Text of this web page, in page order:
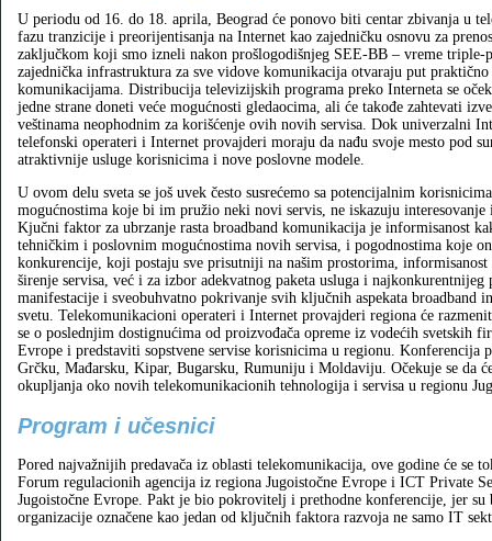
U periodu od 16. do 18. aprila, Beograd će ponovo biti centar zbivanja u
fazu tranzicije i preorijentisanja na Internet kao zajedničku osnovu za
zaključkom koji smo izneli nakon prošlogodišnjeg SEE-BB – vreme triple-
zajednička infrastruktura za sve vidove komunikacija otvaraju put
komunikacijama. Distribucija televizijskih programa preko Interneta se
jedne strane doneti veće mogućnosti gledaocima, ali će takođe zahtevati
veštinama neophodnim za korišćenje ovih novih servisa. Dok univerzalni
telefonski operateri i Internet provajderi moraju da nađu svoje mesto pod
atraktivnije usluge korisnicima i nove poslovne modele.
U ovom delu sveta se još uvek često susrećemo sa potencijalnim
mogućnostima koje bi im pružio neki novi servis, ne iskazuju
Kjučni faktor za ubrzanje rasta broadband komunikacija je informisanost
tehničkim i poslovnim mogućnostima novih servisa, i pogodnostima koje
konkurencije, koji postaju sve prisutniji na našim prostorima,
širenje servisa, već i za izbor adekvatnog paketa usluga i
manifestacije i sveobuhvatno pokrivanje svih ključnih aspekata broadband
svetu. Telekomunikacioni operateri i Internet provajderi regiona će
se o poslednjim dostignućima od proizvođača opreme iz vodećih svetskih
Evrope i predstaviti sopstvene servise korisnicima u regionu. Konferencija
Grčku, Mađarsku, Kipar, Bugarsku, Rumuniju i Moldaviju. Očekuje se da
okupljanja oko novih telekomunikacionih tehnologija i servisa u regionu
Program i učesnici
Pored najvažnijih predavača iz oblasti telekomunikacija, ove godine će se
Forum regulacionih agencija iz regiona Jugoistočne Evrope i ICT Private
Jugoistočne Evrope. Pakt je bio pokrovitelj i prethodne konferencije, jer su
organizacije označene kao jedan od ključnih faktora razvoja ne samo IT